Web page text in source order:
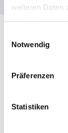
weiteren Daten
haben oder die
Notwendig
Präferenzen
Statistiken